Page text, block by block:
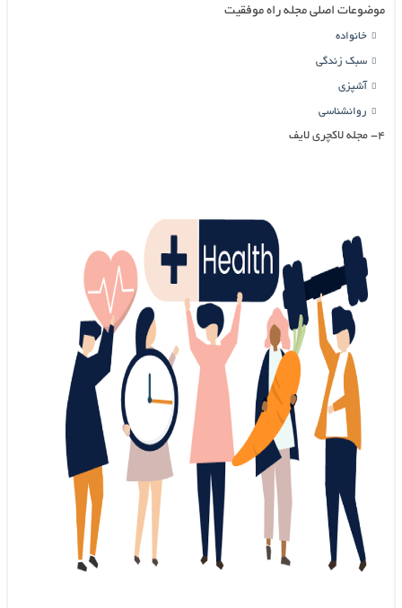
موضوعات اصلی مجله راه موفقیت
خانواده
سبک زندگی
آشپزی
روانشناسی
۴- مجله لاکچری لایف